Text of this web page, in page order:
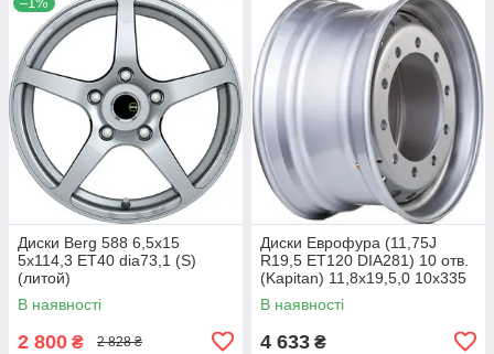
Диски Berg 588 6,5x15
5x114,3 ET40 dia73,1 (S)
(литой)
В наявності
2 800 ₴ 2 828 ₴
Диски Еврофура (11,75J
R19,5 ET120 DIA281) 10 отв.
(Kapitan) 11,8x19,5,0 10x335
ET120 dia281,0 (M) (сталь)
(кт)
В наявності
4 633 ₴